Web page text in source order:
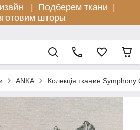
|
Подберем ткани |
шторы
ANKA Колекція тканин Symphony